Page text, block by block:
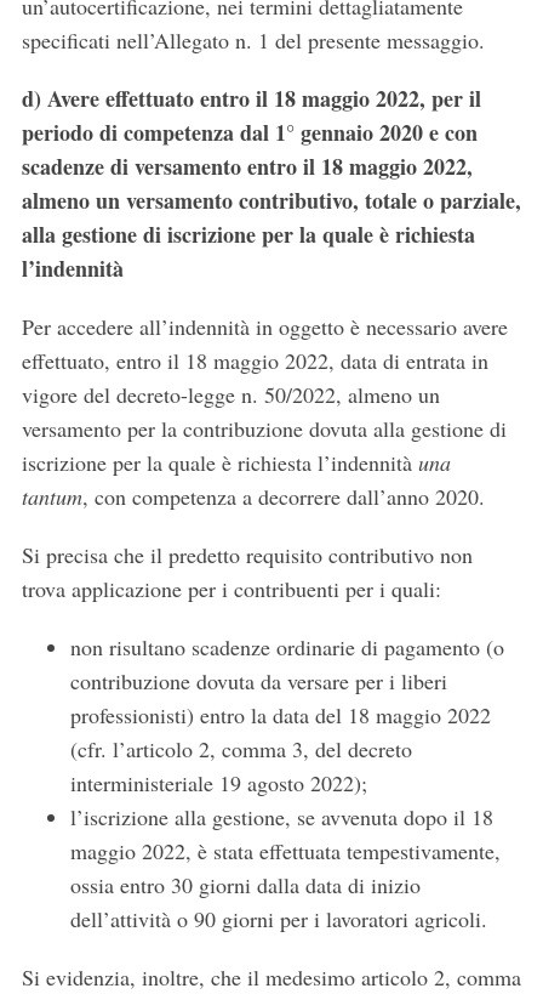
un’autocertificazione, nei termini dettagliatamente
specificati nell’Allegato n. 1 del presente messaggio.
d) Avere effettuato entro il 18 maggio 2022, per il
periodo di competenza dal 1° gennaio 2020 e con
scadenze di versamento entro il 18 maggio 2022,
almeno un versamento contributivo, totale o parziale,
alla gestione di iscrizione per la quale è richiesta
l’indennità
Per accedere all’indennità in oggetto è necessario avere
effettuato, entro il 18 maggio 2022, data di entrata in
vigore del decreto-legge n. 50/2022, almeno un
versamento per la contribuzione dovuta alla gestione di
iscrizione per la quale è richiesta l’indennità una
tantum, con competenza a decorrere dall’anno 2020.
Si precisa che il predetto requisito contributivo non
trova applicazione per i contribuenti per i quali:
non risultano scadenze ordinarie di pagamento (o
contribuzione dovuta da versare per i liberi
professionisti) entro la data del 18 maggio 2022
(cfr. l’articolo 2, comma 3, del decreto
interministeriale 19 agosto 2022);
l’iscrizione alla gestione, se avvenuta dopo il 18
maggio 2022, è stata effettuata tempestivamente,
ossia entro 30 giorni dalla data di inizio
dell’attività o 90 giorni per i lavoratori agricoli.
Si evidenzia, inoltre, che il medesimo articolo 2, comma